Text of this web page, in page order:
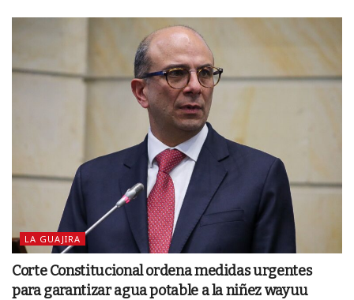
LA GUAJIRA
Corte Constitucional ordena medidas urgentes
para garantizar agua potable a la niñez wayuu